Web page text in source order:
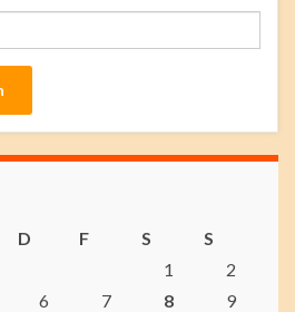
D F S
S
1
2
6 7 8
9